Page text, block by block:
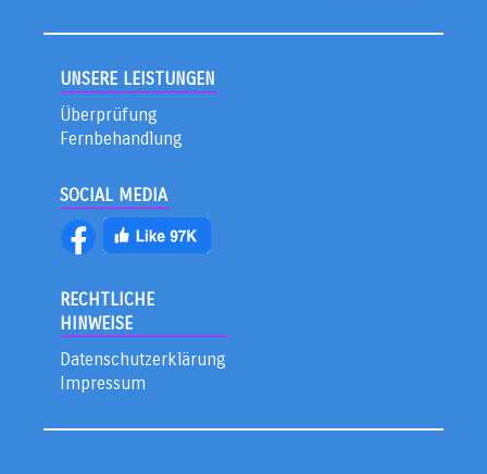
UNSERE LEISTUNGEN
Überprüfung
Fernbehandlung
SOCIAL MEDIA
RECHTLICHE
HINWEISE
Datenschutzerklärung
Impressum